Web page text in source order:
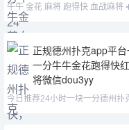
牛牛 金花 麻将 跑得快 血战麻将
正规德州扑克app平
一分牛牛金花跑得快
将微信dou3yy
今日推荐24小时一块一分德州扑
金花跑得快红中麻